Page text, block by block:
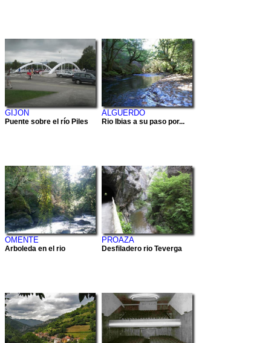
GIJON
Puente sobre el río Piles
ALGUERDO
Rio Ibias a su paso por...
OMENTE
Arboleda en el rio
PROAZA
Desfiladero rio Teverga